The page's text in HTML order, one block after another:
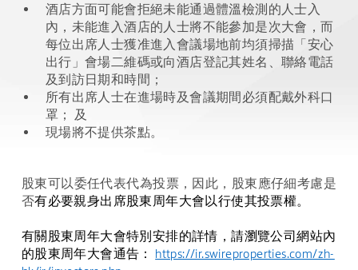
酒店方面可能會拒絕未能通過體溫檢測的人士入
內，未能進入酒店的人士將不能參加是次大會，而
每位出席人士獲准進入會議場地前均須掃描「安心
出行」會場二維碼或向酒店登記其姓名、聯絡電話
及到訪日期和時間；
所有出席人士在進場時及會議期間必須配戴外科口
罩； 及
現場將不提供茶點。
股東可以委任代表代為投票，因此，股東應仔細考慮是
否有必要親身出席股東周年大會以行使其投票權。
有關股東周年大會特別安排的詳情，請瀏覽公司網站內
的股東周年大會通告：
https://ir.swireproperties.com/zh-